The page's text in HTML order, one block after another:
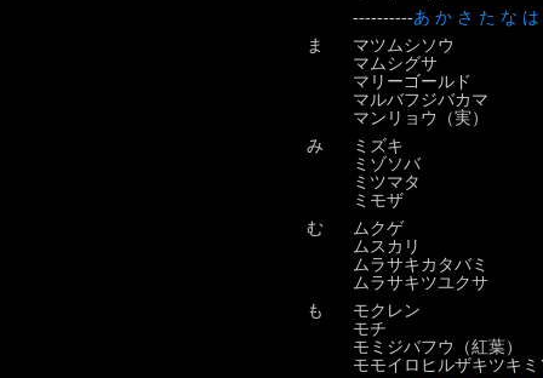
----------あ か さ た な は
ま
マツムシソウ
マムシグサ
マリーゴールド
マルバフジバカマ
マンリョウ（実）
み
ミズキ
ミゾソバ
ミツマタ
ミモザ
む
ムクゲ
ムスカリ
ムラサキカタバミ
ムラサキツユクサ
も
モクレン
モチ
モミジバフウ（紅葉）
モモイロヒルザキツキ